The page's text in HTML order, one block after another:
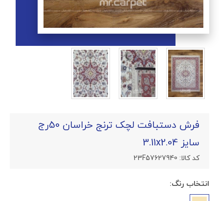
فرش دستبافت لچک ترنج خراسان 50رج
سایز 3.11x2.04
کد کالا: 23F57627940
انتخاب رنگ: